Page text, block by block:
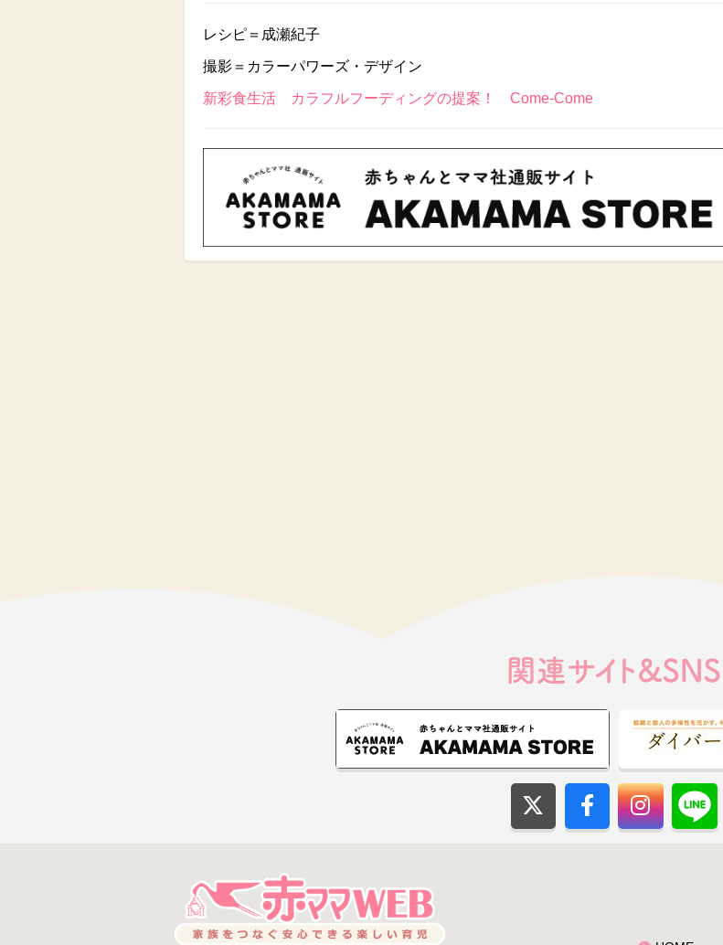
レシピ＝成瀬紀子
撮影＝カラーパワーズ・デザイン
新彩食生活 カラフルフーディングの提案！ Come-Come